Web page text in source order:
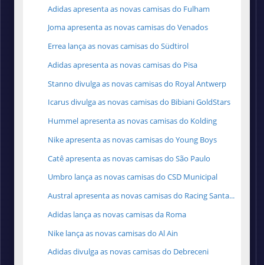
Adidas apresenta as novas camisas do Fulham
Joma apresenta as novas camisas do Venados
Errea lança as novas camisas do Südtirol
Adidas apresenta as novas camisas do Pisa
Stanno divulga as novas camisas do Royal Antwerp
Icarus divulga as novas camisas do Bibiani GoldStars
Hummel apresenta as novas camisas do Kolding
Nike apresenta as novas camisas do Young Boys
Catê apresenta as novas camisas do São Paulo
Umbro lança as novas camisas do CSD Municipal
Austral apresenta as novas camisas do Racing Santa...
Adidas lança as novas camisas da Roma
Nike lança as novas camisas do Al Ain
Adidas divulga as novas camisas do Debreceni